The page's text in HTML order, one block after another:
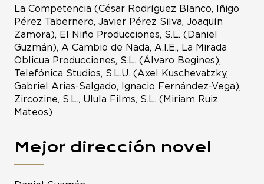
La Competencia (César Rodríguez Blanco, Iñigo
Pérez Tabernero, Javier Pérez Silva, Joaquín
Zamora), El Niño Producciones, S.L. (Daniel
Guzmán), A Cambio de Nada, A.I.E., La Mirada
Oblicua Producciones, S.L. (Álvaro Begines),
Telefónica Studios, S.L.U. (Axel Kuschevatzky,
Gabriel Arias-Salgado, Ignacio Fernández-Vega),
Zircozine, S.L., Ulula Films, S.L. (Miriam Ruiz
Mateos)
Mejor dirección novel